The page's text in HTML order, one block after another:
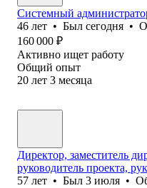
Системный
46 лет • Был сегодня •
160 000 ₽
Активно ищет работу
Общий опыт
20 лет 3 месяца
Директор, заместитель
руководитель проекта,
57 лет • Был 3 июля •